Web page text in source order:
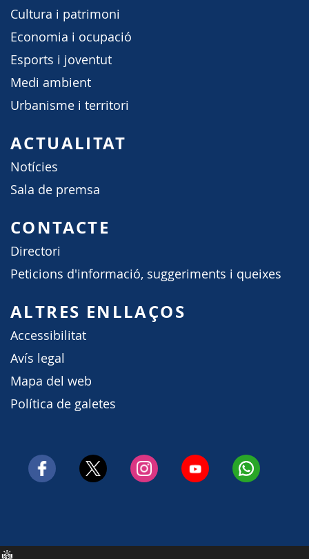
Cultura i patrimoni
Economia i ocupació
Esports i joventut
Medi ambient
Urbanisme i territori
ACTUALITAT
Notícies
Sala de premsa
CONTACTE
Directori
Peticions d'informació, suggeriments i queixes
ALTRES ENLLAÇOS
Accessibilitat
Avís legal
Mapa del web
Política de galetes